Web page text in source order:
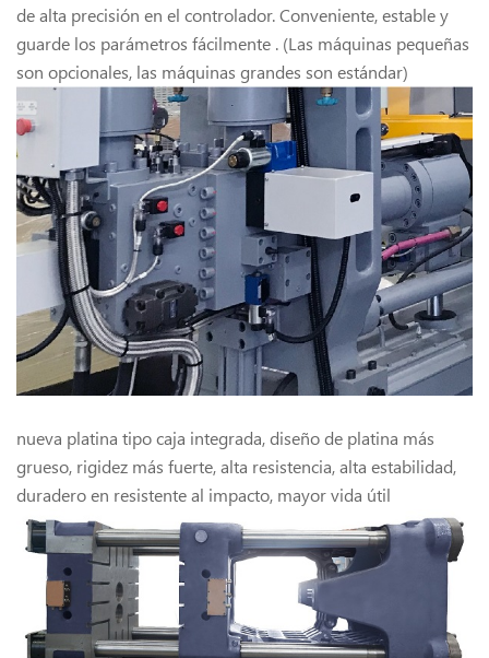
de alta precisión en el controlador. Conveniente, estable y
guarde los parámetros fácilmente . (Las máquinas pequeñas
son opcionales, las máquinas grandes son estándar)
nueva platina tipo caja integrada, diseño de platina más
grueso, rigidez más fuerte, alta resistencia, alta estabilidad,
duradero en resistente al impacto, mayor vida útil